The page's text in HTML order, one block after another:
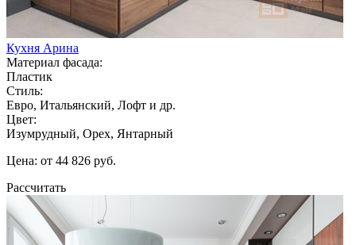
Кухня Арина
Материал фасада:
Пластик
Стиль:
Евро, Итальянский, Лофт и др.
Цвет:
Изумрудный, Орех, Янтарный
Цена: от 44 826 руб.
Рассчитать